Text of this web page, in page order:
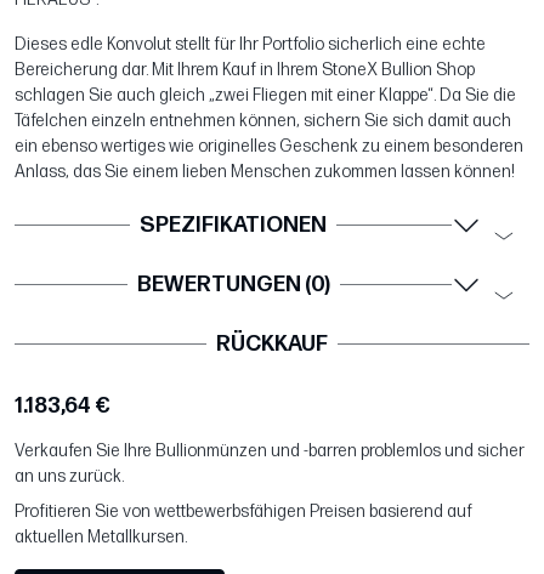
Dieses edle Konvolut stellt für Ihr Portfolio sicherlich eine echte
Bereicherung dar. Mit Ihrem Kauf in Ihrem StoneX Bullion Shop
schlagen Sie auch gleich „zwei Fliegen mit einer Klappe“. Da Sie die
Täfelchen einzeln entnehmen können, sichern Sie sich damit auch
ein ebenso wertiges wie originelles Geschenk zu einem besonderen
Anlass, das Sie einem lieben Menschen zukommen lassen können!
SPEZIFIKATIONEN
BEWERTUNGEN (0)
RÜCKKAUF
1.183,64 €
Verkaufen Sie Ihre Bullionmünzen und -barren problemlos und sicher
an uns zurück.
Profitieren Sie von wettbewerbsfähigen Preisen basierend auf
aktuellen Metallkursen.